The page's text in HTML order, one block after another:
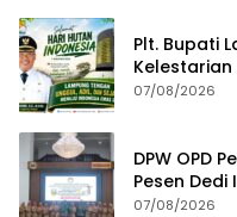
Plt. Bupati
Hutan
07/08/2026
DPW OPD
Pesen Dedi
07/08/2026